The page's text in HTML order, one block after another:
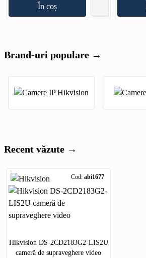
În coș
Brand-uri populare →
Recent văzute →
Cod: abi1677
Hikvision DS-2CD2183G2-LIS2U
cameră de supraveghere video